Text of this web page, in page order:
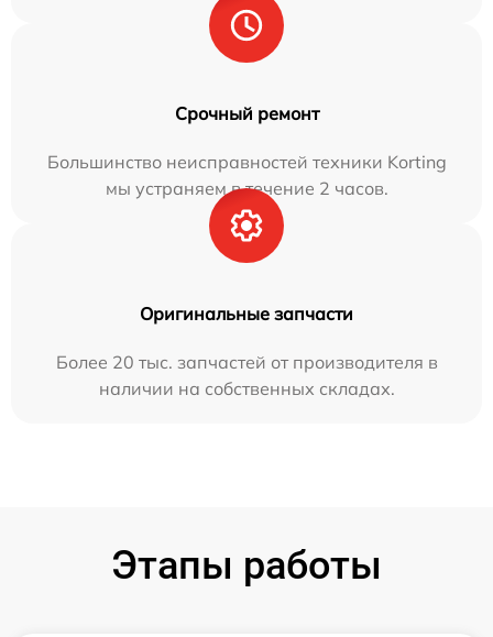
Срочный ремонт
Большинство неисправностей техники Korting
мы устраняем в течение 2 часов.
Оригинальные запчасти
Более 20 тыс. запчастей от производителя в
наличии на собственных складах.
Этапы работы